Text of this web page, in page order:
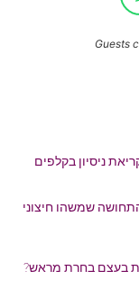
ניסיון בקלפים
שמשהו חיצוני
בעצם בחרת מראש?